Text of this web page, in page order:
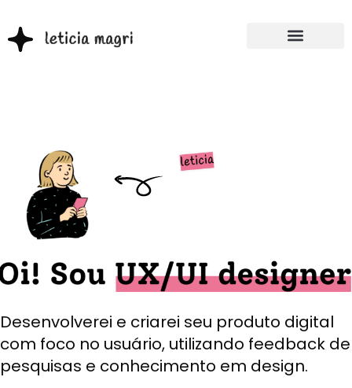
Desenvolverei e criarei seu produto digital
com foco no usuário, utilizando feedback de
pesquisas e conhecimento em design.